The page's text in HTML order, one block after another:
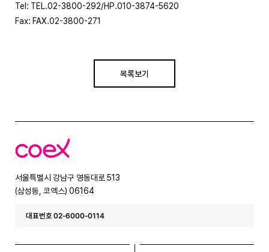
Tel: TEL.02-3800-292/HP.010-3874-5620
Fax: FAX.02-3800-271
목록보기
코
엑
서울특별시 강남구 영동대로 513
(삼성동, 코엑스) 06164
대표번호 02-6000-0114